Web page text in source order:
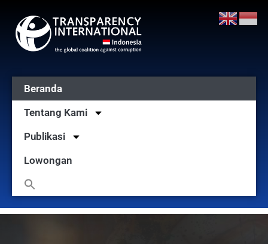
Beranda
Tentang Kami
Publikasi
Lowongan